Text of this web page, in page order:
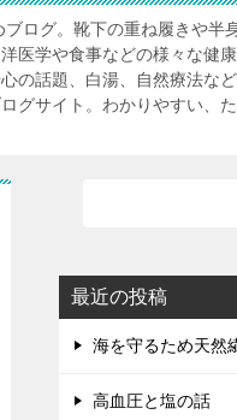
ログ。靴下の重ね履きや半
医学や食事などの様々な健
の話題、白湯、自然療法な
グサイト。わかりやすい、
最近の投稿
海を守るため天然
高血圧と塩の話